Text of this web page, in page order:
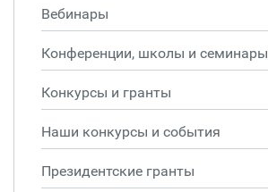
Вебинары
Конференции, школы и семинары
Конкурсы и гранты
Наши конкурсы и события
Президентские гранты